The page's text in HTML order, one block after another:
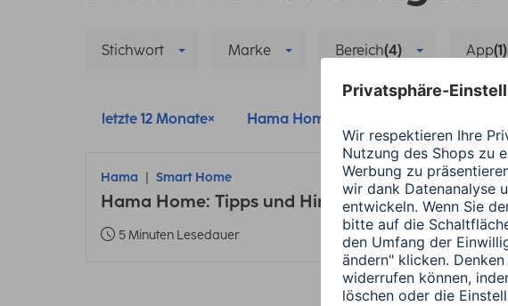
Stichwort Marke Bereich(4) App(1)
letzte 12 Monate Hama Home
Hama Smart Home
Hama Home: Tipps und Hinweise zur neuen App
5 Minuten Lesedauer